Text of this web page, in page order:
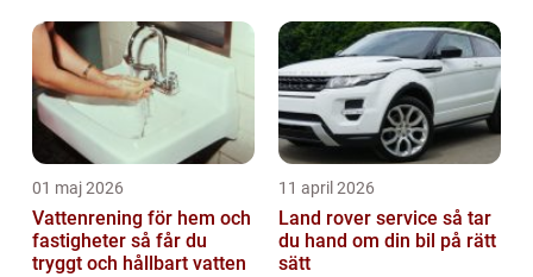
01 maj 2026
Vattenrening för hem och
fastigheter så får du
tryggt och hållbart vatten
11 april 2026
Land rover service så tar
du hand om din bil på rätt
sätt